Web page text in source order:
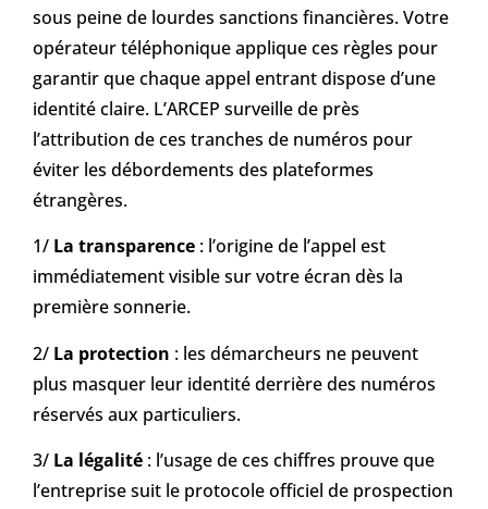
sous peine de lourdes sanctions financières. Votre
opérateur téléphonique applique ces règles pour
garantir que chaque appel entrant dispose d’une
identité claire. L’ARCEP surveille de près
l’attribution de ces tranches de numéros pour
éviter les débordements des plateformes
étrangères.
1/ La transparence : l’origine de l’appel est
immédiatement visible sur votre écran dès la
première sonnerie.
2/ La protection : les démarcheurs ne peuvent
plus masquer leur identité derrière des numéros
réservés aux particuliers.
3/ La légalité : l’usage de ces chiffres prouve que
l’entreprise suit le protocole officiel de prospection